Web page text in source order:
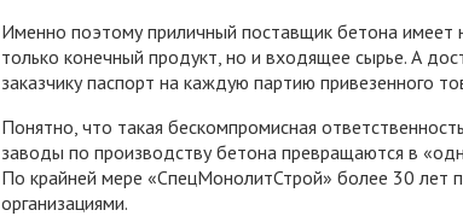
Именно поэтому приличный поставщик бетона
только конечный продукт, но и входящее сырье. А
заказчику паспорт на каждую партию привезенного
Понятно, что такая бескомпромисная
заводы по производству бетона превращаются в
По крайней мере «СпецМонолитСтрой» более 30 лет
организациями.